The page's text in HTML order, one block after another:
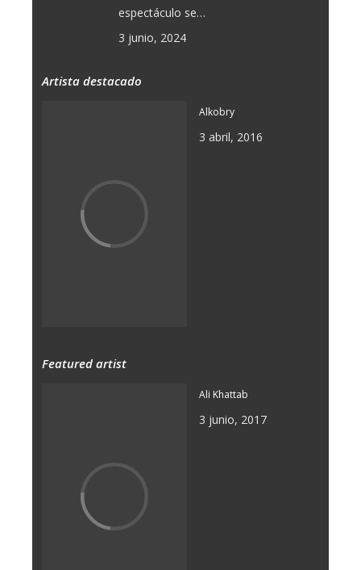
espectáculo se…
3 junio, 2024
Artista destacado
Alkobry
3 abril, 2016
Featured artist
Ali Khattab
3 junio, 2017